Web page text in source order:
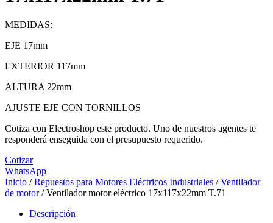
MEDIDAS:
EJE 17mm
EXTERIOR 117mm
ALTURA 22mm
AJUSTE EJE CON TORNILLOS
Cotiza con Electroshop este producto. Uno de nuestros agentes te
responderá enseguida con el presupuesto requerido.
Cotizar
WhatsApp
Inicio /Repuestos para Motores Eléctricos Industriales /Ventilador
de motor/ Ventilador motor eléctrico 17x117x22mm T.71
Descripción